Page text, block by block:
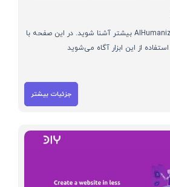
با هوش مصنوعی AIHumanize.com بیشتر آشنا شوید. در این صفحه با
از این ابزار آگاه می‌شوید
جزئیات بیشتر